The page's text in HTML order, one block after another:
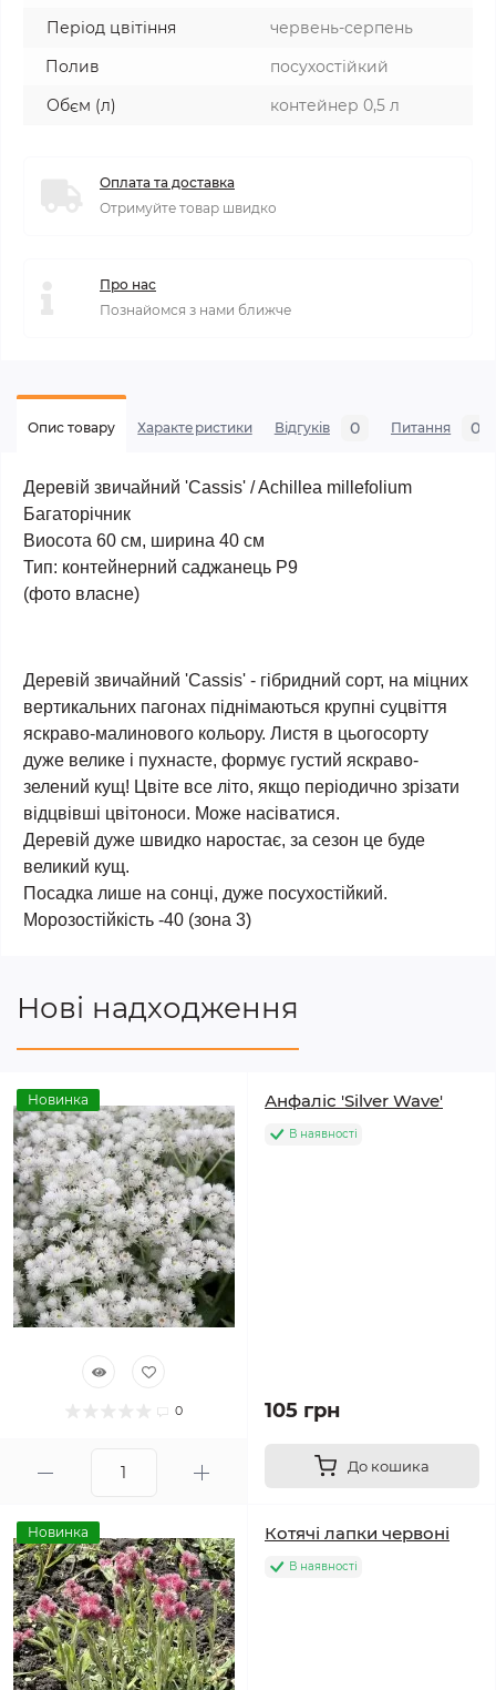
Період цвітіння
червень-серпень
Полив
посухостійкий
Обєм (л)
контейнер 0,5 л
Оплата та доставка
Отримуйте товар швидко
Про нас
Познайомся з нами ближче
Опис товару Характеристики Відгуків 0 Питання 0
Деревій звичайний 'Cassis' / Achillea millefolium
Багаторічник
Виосота 60 см, ширина 40 см
Тип: контейнерний саджанець Р9
(фото власне)
Деревій звичайний 'Cassis' - гібридний сорт, на міцних
вертикальних пагонах піднімаються крупні суцвіття
яскраво-малинового кольору. Листя в цьогосорту
дуже велике і пухнасте, формує густий яскраво-
зелений кущ! Цвіте все літо, якщо періодично зрізати
відцвівші цвітоноси. Може насіватися.
Деревій дуже швидко наростає, за сезон це буде
великий кущ.
Посадка лише на сонці, дуже посухостійкий.
Морозостійкість -40 (зона 3)
Нові надходження
Новинка
0
Анфаліс 'Silver Wave'
В наявності
105 грн
До кошика
Новинка Котячі лапки червоні
В наявності